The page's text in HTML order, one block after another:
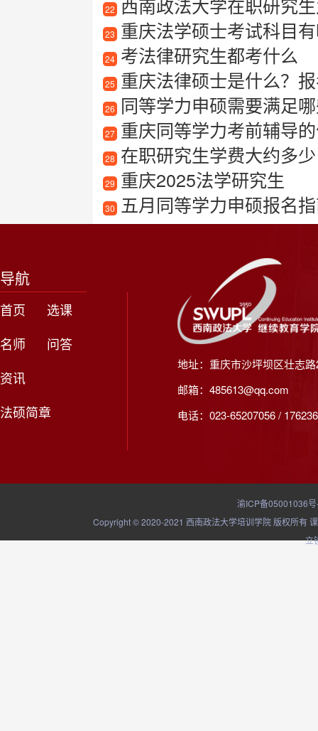
22
23 重庆法学硕士考试科目
24 考法律研究生都考什么
25 重庆法律硕士是什么？
26 同等学力申硕需要满足
27 重庆同等学力考前辅导
28 在职研究生学费大约多少
29 重庆2025法学研究生
30 五月同等学力申硕报名
导航
首页
选课
名师
问答
资讯
法硕简章
地址：重庆市沙坪坝区壮志
邮箱：485613@qq.com
电话：023-65207056 /
渝ICP备05001036
Copyright © 2020-2021 西南政法大学培训学院 版权所有
立